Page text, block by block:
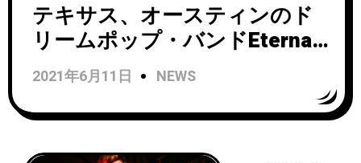
テキサス、オースティンのド
リームポップ・バンドEternal
Somethingがシングル
「Seagoat」をリリース！
2021年6月11日 NEWS